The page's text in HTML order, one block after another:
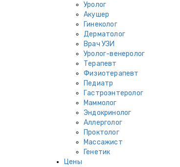
Уролог
Акушер
Гинеколог
Дерматолог
Врач УЗИ
Уролог-венеролог
Терапевт
Физиотерапевт
Педиатр
Гастроэнтеролог
Маммолог
Эндокринолог
Аллерголог
Проктолог
Массажист
Генетик
Цены